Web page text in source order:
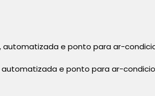
e ponto para ar-
e ponto para ar-